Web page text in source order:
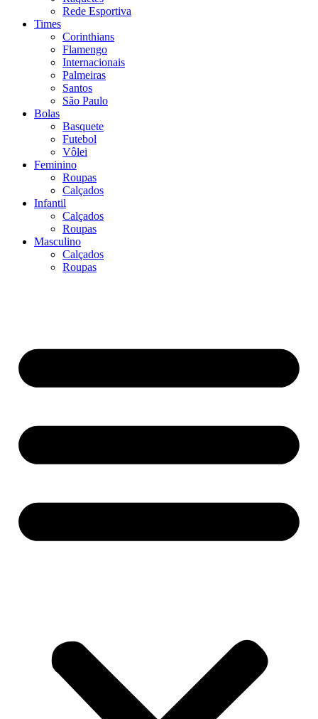
Rede Esportiva
Times
Corinthians
Flamengo
Internacionais
Palmeiras
Santos
São Paulo
Bolas
Basquete
Futebol
Vôlei
Feminino
Roupas
Calçados
Infantil
Calçados
Roupas
Masculino
Calçados
Roupas